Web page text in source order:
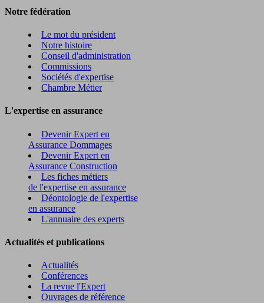
Notre fédération
Le mot du président
Notre histoire
Conseil d'administration
Commissions
Sociétés d'expertise
Chambre Métier
L'expertise en assurance
Devenir Expert en
Assurance Dommages
Devenir Expert en
Assurance Construction
Les fiches métiers
de l'expertise en assurance
Déontologie de l'expertise
en assurance
L'annuaire des experts
Actualités et publications
Actualités
Conférences
La revue l'Expert
Ouvrages de référence